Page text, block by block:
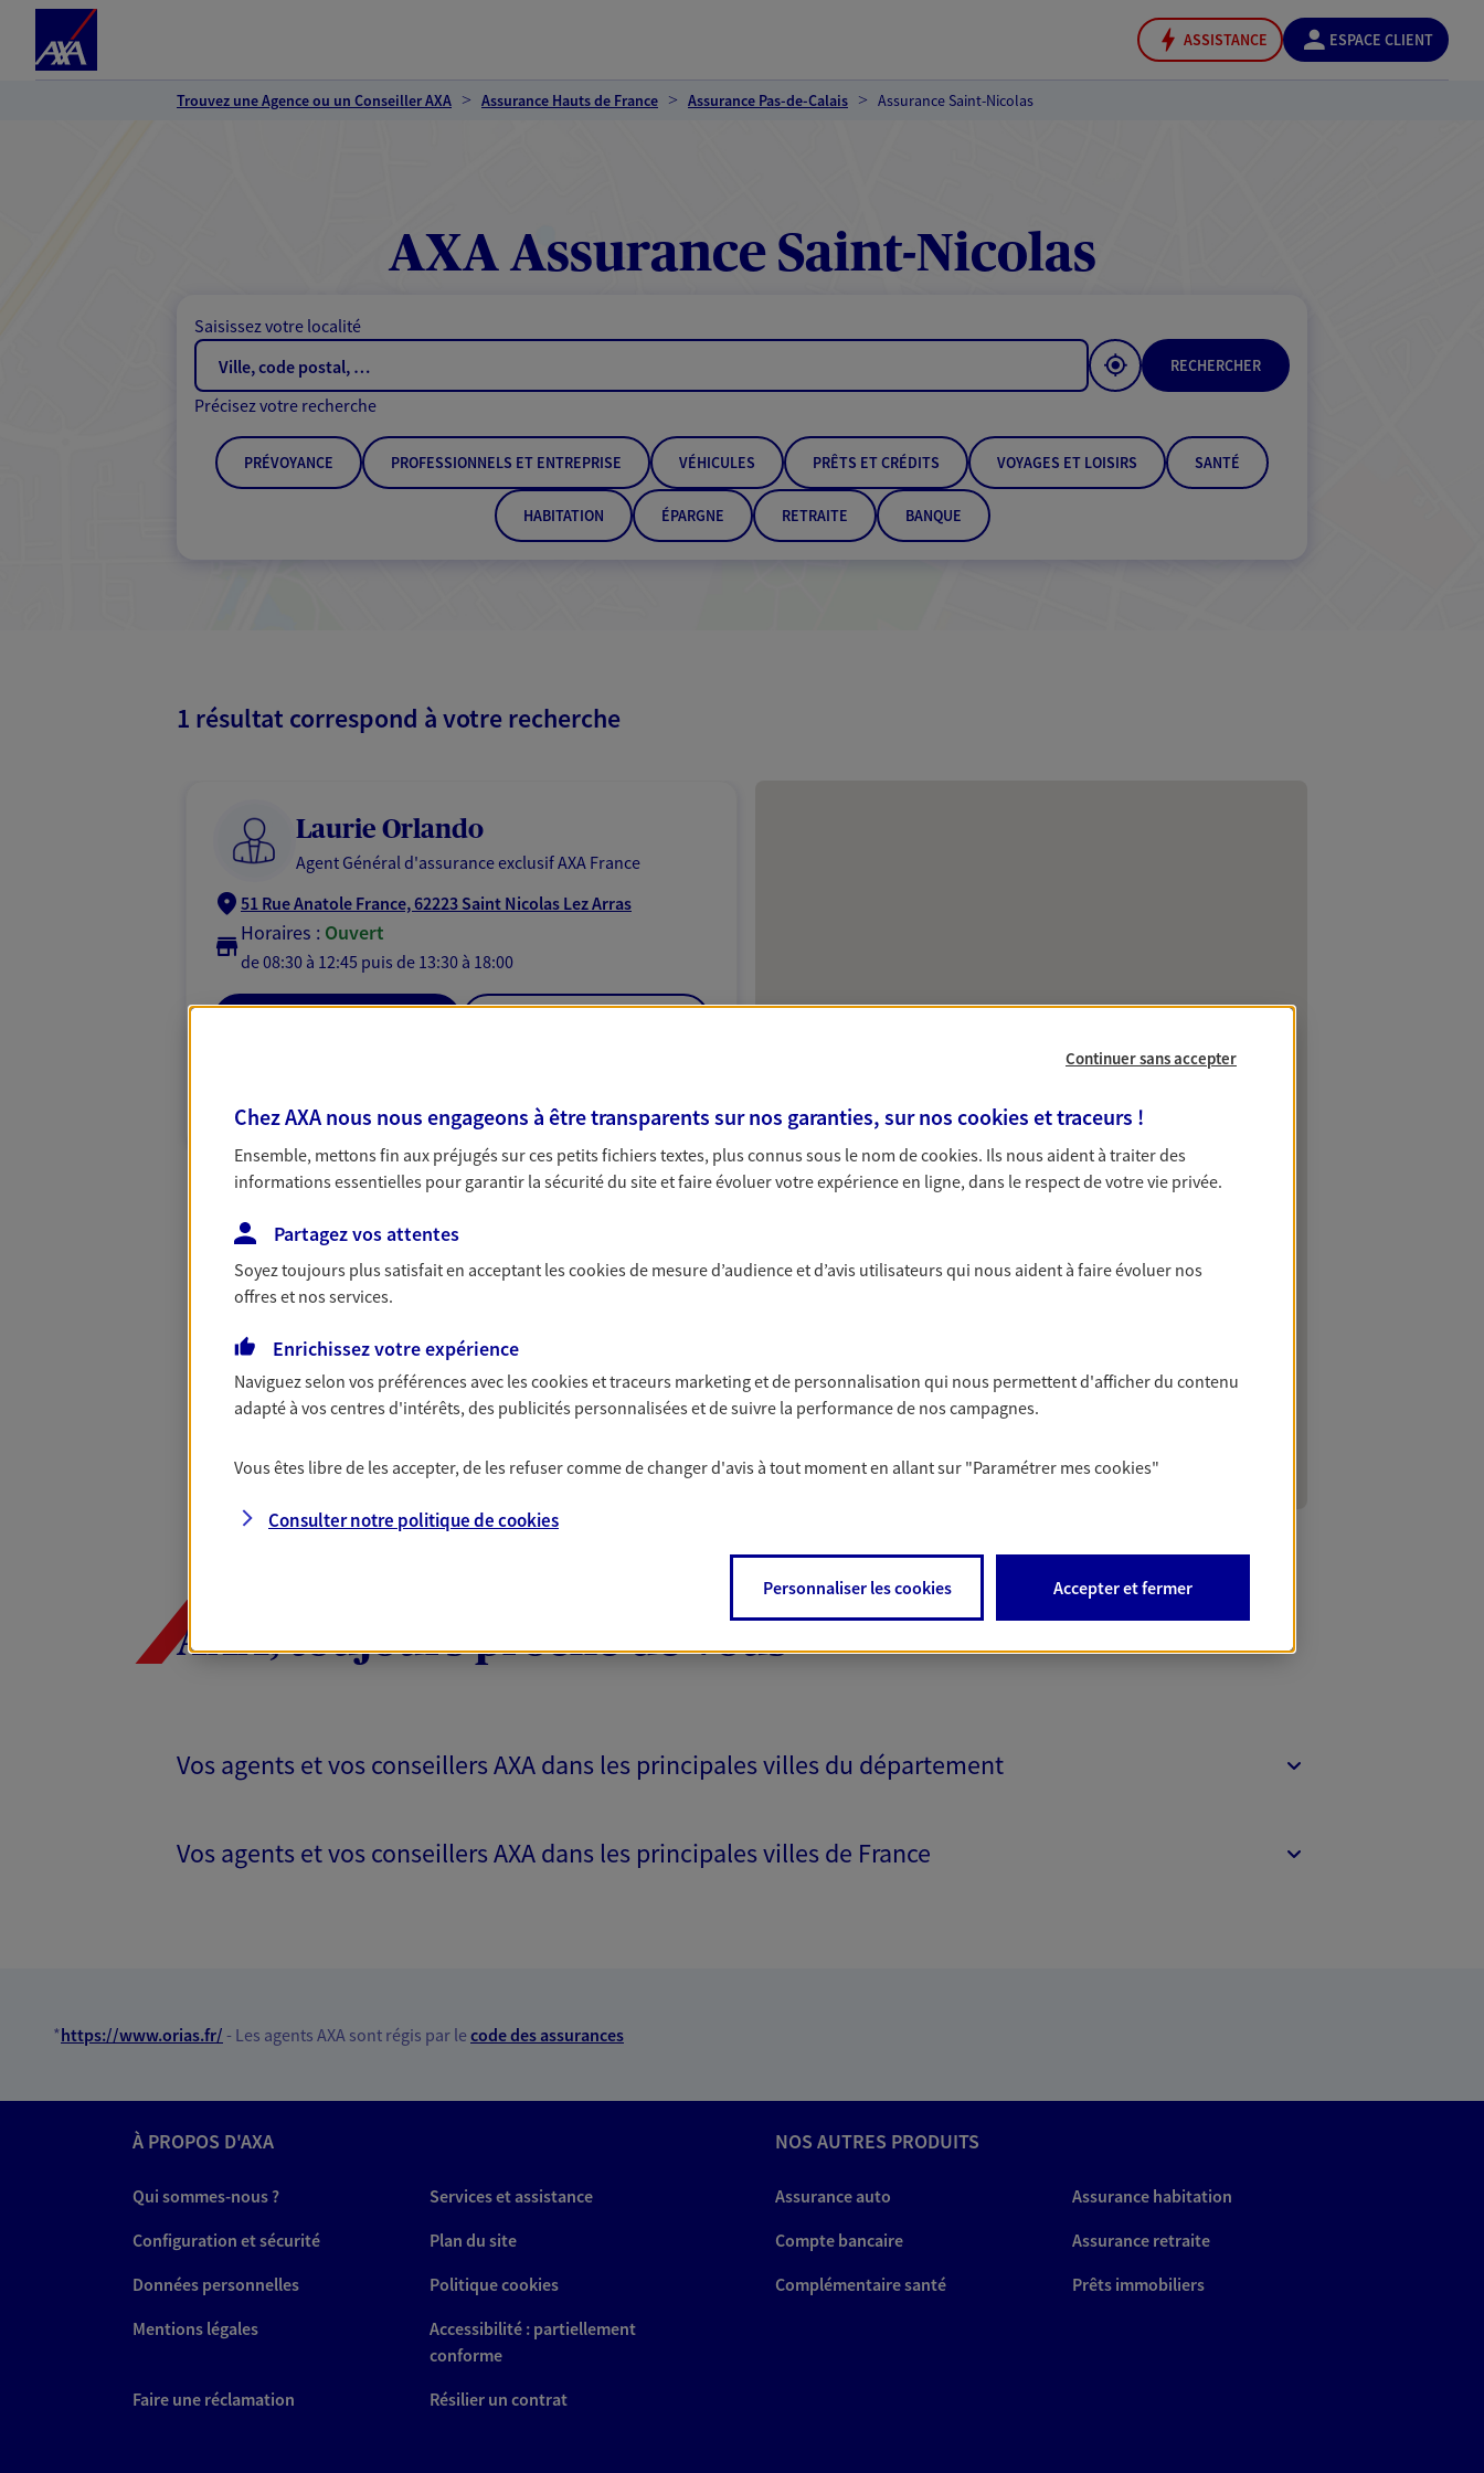
ASSISTANCE ESPACE CLIENT
Trouvez une Agence ou un Conseiller AXA Assurance Hauts de France Assurance Pas-de-Calais Assurance Saint-Nicolas
AXA Assurance Saint-Nicolas
Saisissez votre localité
RECHERCHER
Précisez votre recherche
PRÉVOYANCE PROFESSIONNELS ET ENTREPRISE VÉHICULES PRÊTS ET CRÉDITS VOYAGES ET LOISIRS SANTÉ
HABITATION ÉPARGNE RETRAITE BANQUE
1 résultat correspond à votre recherche
Laurie Orlando
Agent Général d'assurance exclusif AXA France
51 Rue Anatole France, 62223 Saint Nicolas Lez Arras
Horaires : Ouvert
de 08:30 à 12:45 puis de 13:30 à 18:00
N° Orias * (orias.fr) : 21004141
AXA, toujours proche de vous
Vos agents et vos conseillers AXA dans les principales villes du département
Vos agents et vos conseillers AXA dans les principales villes de France
*https://www.orias.fr/ - Les agents AXA sont régis par lecode des assurances
À PROPOS D'AXA
Qui sommes-nous ?
Services et assistance
Configuration et sécurité
Plan du site
Données personnelles
Politique cookies
Mentions légales
Accessibilité : partiellement
conforme
Faire une réclamation
Résilier un contrat
NOS AUTRES PRODUITS
Assurance auto
Assurance habitation
Compte bancaire
Assurance retraite
Complémentaire santé
Prêts immobiliers
Continuer sans accepter
Chez AXA nous nous engageons à être transparents sur nos garanties, sur nos cookies et traceurs !
Ensemble, mettons fin aux préjugés sur ces petits fichiers textes, plus connus sous le nom decookies. Ils nous aident à traiter des
informations essentielles pour garantir la sécurité du site et faire évoluer votre expérience en ligne, dans le respect de votre vie privée.
Partagez vos attentes
Soyez toujours plus satisfait en acceptant lescookiesde mesure d’audience et d’avis utilisateurs qui nous aident à faire évoluer nos
offres et nos services.
Enrichissez votre expérience
Naviguez selon vos préférences avec lescookies et traceurs marketing et de personnalisation qui nous permettent d'afficher du contenu
adapté à vos centres d'intérêts, des publicités personnalisées et de suivre la performance de nos campagnes.
Vous êtes libre de les accepter, de les refuser comme de changer d'avis à tout moment en allant sur "Paramétrer mescookies"
Consulter notre politique decookies
Personnaliser les cookies Accepter et fermer